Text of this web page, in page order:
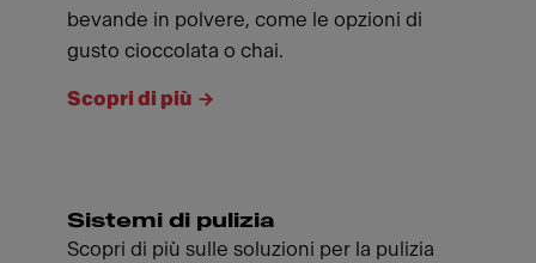
bevande in polvere, come le opzioni di
gusto cioccolata o chai.
Scopri di più
Sistemi di pulizia
Scopri di più sulle soluzioni per la pulizia